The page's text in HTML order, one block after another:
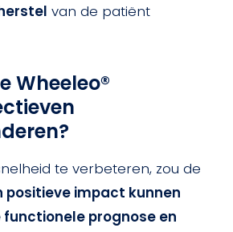
van de patiënt
Wheeleo®
te verbeteren, zou de
positieve impact kunnen
functionele prognose en